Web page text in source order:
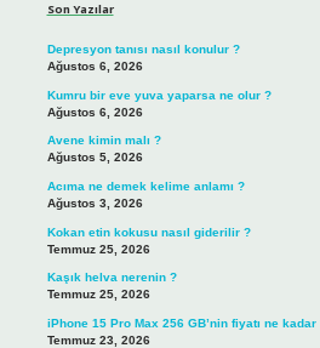
Son Yazılar
Depresyon tanısı nasıl konulur ?
Ağustos 6, 2026
Kumru bir eve yuva yaparsa ne olur ?
Ağustos 6, 2026
Avene kimin malı ?
Ağustos 5, 2026
Acıma ne demek kelime anlamı ?
Ağustos 3, 2026
Kokan etin kokusu nasıl giderilir ?
Temmuz 25, 2026
Kaşık helva nerenin ?
Temmuz 25, 2026
iPhone 15 Pro Max 256 GB’nin fiyatı ne kadar
Temmuz 23, 2026